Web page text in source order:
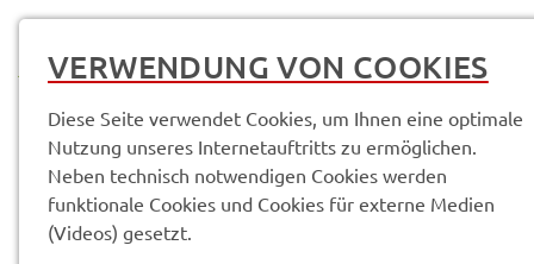
Service­leis­tun­gen & Infor­ma­tio­nen Projekt "Sonne(n) mit Verstand"
VERWENDUNG VON COOKIES
Diese Seite verwendet Cookies, um Ihnen eine optimale
Nutzung unseres Internetauftritts zu ermöglichen.
Neben technisch notwendigen Cookies werden
funktionale Cookies und Cookies für externe Medien
(Videos) gesetzt.